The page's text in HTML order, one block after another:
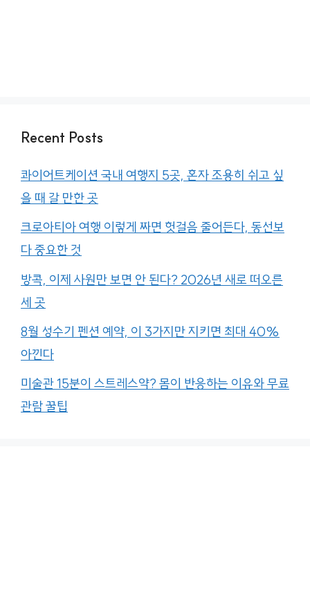
Recent Posts
콰이어트케이션 국내 여행지 5곳, 혼자 조용히 쉬고 싶
을 때 갈 만한 곳
크로아티아 여행 이렇게 짜면 헛걸음 줄어든다, 동선보
다 중요한 것
방콕, 이제 사원만 보면 안 된다? 2026년 새로 떠오른
세 곳
8월 성수기 펜션 예약, 이 3가지만 지키면 최대 40%
아낀다
미술관 15분이 스트레스약? 몸이 반응하는 이유와 무료
관람 꿀팁